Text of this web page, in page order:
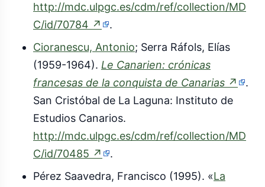
http://mdc.ulpgc.es/cdm/ref/collection/MD
C/id/70784 ↗ (enlace
externo)
.
Cioranescu, Antonio; Serra Ráfols, Elías
(1959-1964). Le Canarien: crónicas
francesas de la conquista de Canarias ↗
.
San Cristóbal de La Laguna: Instituto de
Estudios Canarios.
http://mdc.ulpgc.es/cdm/ref/collection/MD
C/id/70485 ↗ (enlace
externo)
.
Pérez Saavedra, Francisco (1995). «La